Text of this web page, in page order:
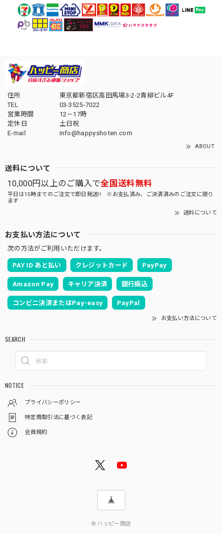
住所
東京都新宿区高田馬場3-2-2青柳ビル4F
TEL
03-3525-7022
営業時間
12－17時
定休日
土日祝
E-mail
info@happyshoten.com
ABOUT
送料について
10,000円以上のご購入で全国送料無料
平日は15時までのご注文で即日発送!! ※お支払済み、ご決済済みのご注文に限り
ます
送料について
お支払い方法について
次の方法がご利用いただけます。
PAY ID あと払い クレジットカード PayPay
Amazon Pay キャリア決済 銀行振込
コンビニ決済またはPay-easy PayPal
お支払い方法について
SEARCH
NOTICE
プライバシーポリシー
特定商取引法に基づく表記
会員規約
© ハッピー商店